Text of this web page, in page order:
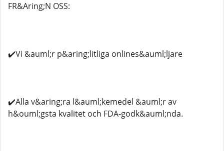
FR&Aring;N OSS:
✔️Vi &auml;r p&aring;litliga onlines&auml;ljare
✔️Alla v&aring;ra l&auml;kemedel &auml;r av
h&ouml;gsta kvalitet och FDA-godk&auml;nda.